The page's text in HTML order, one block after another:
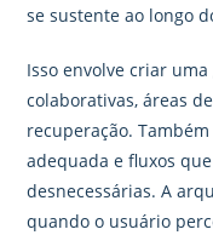
se sustente ao longo
Isso envolve criar
colaborativas, áreas
recuperação.
adequada e fluxos
desnecessárias. A
quando o usuário